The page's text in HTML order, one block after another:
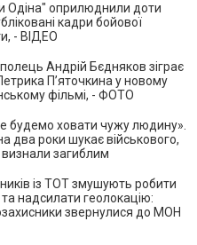
Одіна" оприлюднили доти
кадри бойової
- ВІДЕО
Андрій Бєдняков зіграє
П’яточкина у новому
фільмі, - ФОТО
будемо ховати чужу людину».
два роки шукає військового,
визнали загиблим
із ТОТ змушують робити
та надсилати геолокацію:
звернулися до МОН